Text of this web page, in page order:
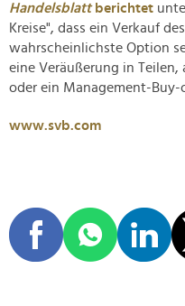
Handelsblattberichtet
Kreise", dass ein Verkauf
wahrscheinlichste Option
eine Veräußerung in
oder ein Management-
www.svb.com